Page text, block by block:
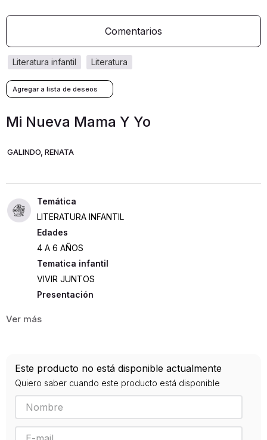
Comentarios
literatura
literatura infantil
Mi Nueva Mama Y Yo
GALINDO, RENATA
LITERATURA INFANTIL
Edades
4 A 6 AÑOS
Tematica infantil
VIVIR JUNTOS
Presentación
9788494665080
Editorial
LATA DE SAL
Año de publicación
2018
Este producto no está disponible actualmente
Quiero saber cuando este producto está disponible